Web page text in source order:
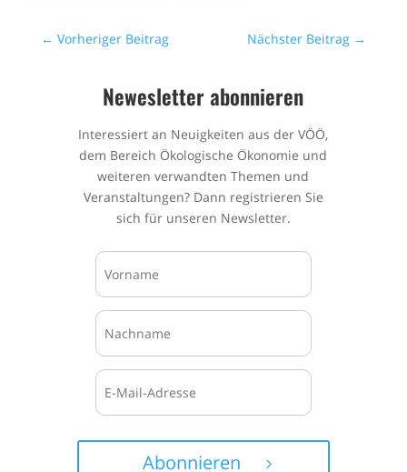
← Vorheriger Beitrag Nächster Beitrag →
Newesletter abonnieren
Interessiert an Neuigkeiten aus der VÖÖ,
dem Bereich Ökologische Ökonomie und
weiteren verwandten Themen und
Veranstaltungen? Dann registrieren Sie
sich für unseren Newsletter.
Abonnieren